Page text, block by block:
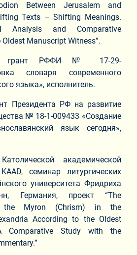
Between Jerusalem and
Texts – Shifting Meanings.
Analysis and Comparative
Manuscript Witness”.
грант РФФИ № 17-29-
словаря современного
языка», исполнитель.
Президента РФ на развитие
№ 18-1-009433 «Создание
язык сегодня»,
академической
семинар литургических
университета Фридриха
Германия, проект “The
the Myron (Chrism) in the
According to the Oldest
Comparative Study with the